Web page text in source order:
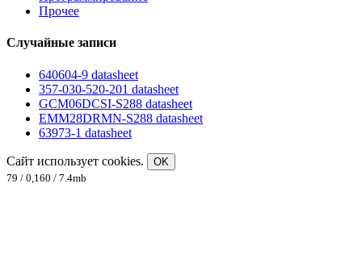
Прочее
Случайные записи
640604-9 datasheet
357-030-520-201 datasheet
GCM06DCSI-S288 datasheet
EMM28DRMN-S288 datasheet
63973-1 datasheet
Сайт использует cookies.
OK
79 / 0,160 / 7.4mb